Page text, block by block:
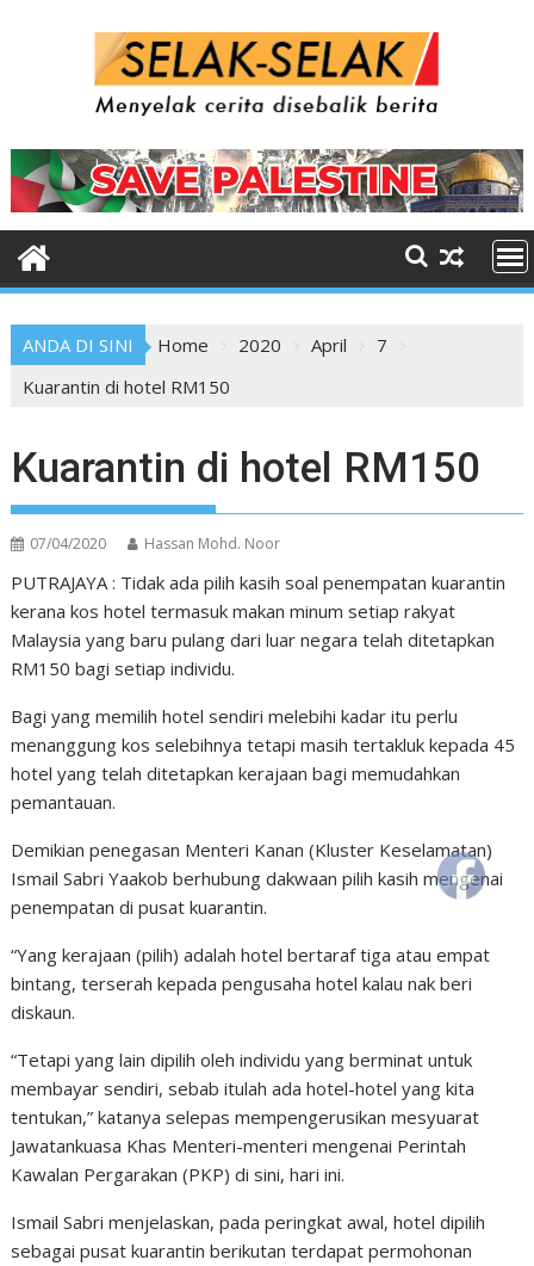
ANDA DI SINI Home 2020 April
7
Kuarantin di hotel RM150
Kuarantin di hotel RM150
07/04/2020 Hassan Mohd. Noor
PUTRAJAYA : Tidak ada pilih kasih soal penempatan kuarantin
kerana kos hotel termasuk makan minum setiap rakyat
Malaysia yang baru pulang dari luar negara telah ditetapkan
RM150 bagi setiap individu.
Bagi yang memilih hotel sendiri melebihi kadar itu perlu
menanggung kos selebihnya tetapi masih tertakluk kepada 45
hotel yang telah ditetapkan kerajaan bagi memudahkan
pemantauan.
Demikian penegasan Menteri Kanan (Kluster Keselamatan)
Ismail Sabri Yaakob berhubung dakwaan pilih kasih mengenai
penempatan di pusat kuarantin.
“Yang kerajaan (pilih) adalah hotel bertaraf tiga atau empat
bintang, terserah kepada pengusaha hotel kalau nak beri
diskaun.
“Tetapi yang lain dipilih oleh individu yang berminat untuk
membayar sendiri, sebab itulah ada hotel-hotel yang kita
tentukan,” katanya selepas mempengerusikan mesyuarat
Jawatankuasa Khas Menteri-menteri mengenai Perintah
Kawalan Pergarakan (PKP) di sini, hari ini.
Ismail Sabri menjelaskan, pada peringkat awal, hotel dipilih
sebagai pusat kuarantin berikutan terdapat permohonan